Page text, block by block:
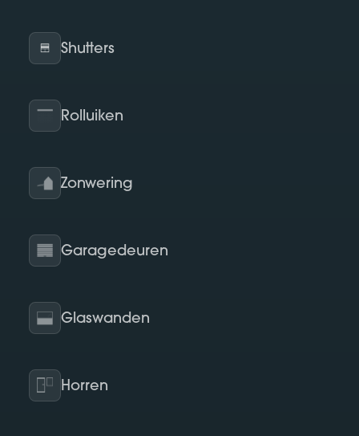
Shutters
Rolluiken
Zonwering
Garagedeuren
Glaswanden
Horren